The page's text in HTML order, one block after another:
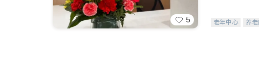
5 老年中心 养